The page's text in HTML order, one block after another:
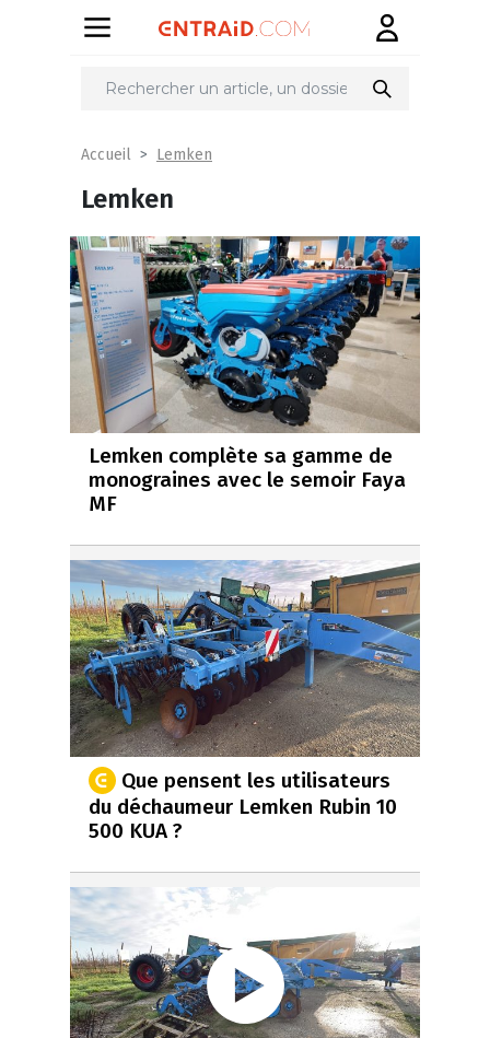
Accueil Lemken
Lemken
Lemken complète sa gamme de
monograines avec le semoir Faya
MF
Que pensent les utilisateurs
du déchaumeur Lemken Rubin 10
500 KUA ?